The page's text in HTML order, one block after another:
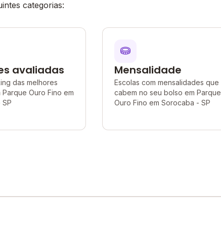
categorias:
avaliadas
das melhores
Ouro Fino em
Mensalidade
Escolas com mensalidades que
cabem no seu bolso em Parque
Ouro Fino em Sorocaba - SP